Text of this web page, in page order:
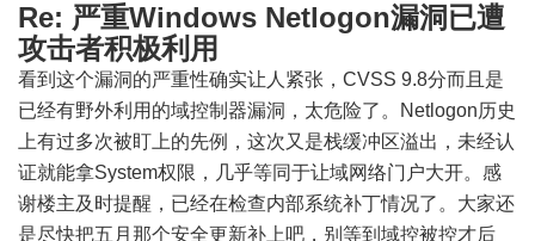
Re: 严重Windows Netlogon漏洞已遭
攻击者积极利用
看到这个漏洞的严重性确实让人紧张，CVSS 9.8分而且是
已经有野外利用的域控制器漏洞，太危险了。Netlogon历史
上有过多次被盯上的先例，这次又是栈缓冲区溢出，未经认
证就能拿System权限，几乎等同于让域网络门户大开。感
谢楼主及时提醒，已经在检查内部系统补丁情况了。大家还
是尽快把五月那个安全更新补上吧，别等到域控被控才后